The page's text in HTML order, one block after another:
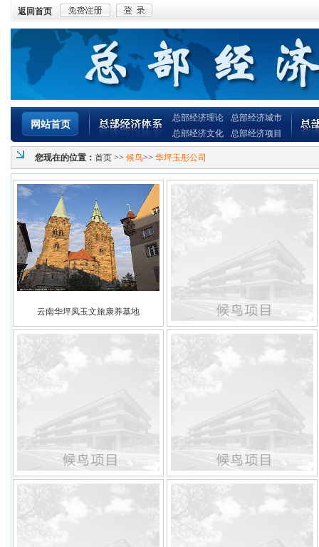
返回首页
网站首页
总部经济理论
总部经济文化
总部经济城市
总部经济项目
您现在的位置： 首页 >> 候鸟>> 华坪玉彤公司
云南华坪凤玉文旅康养基地